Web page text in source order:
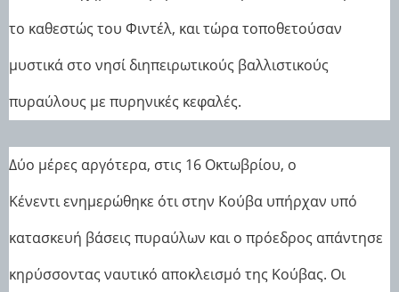
το καθεστώς του Φιντέλ, και τώρα τοποθετούσαν
μυστικά στο νησί διηπειρωτικούς βαλλιστικούς
πυραύλους με πυρηνικές κεφαλές.
Δύο μέρες αργότερα, στις 16 Οκτωβρίου, ο
Κένεντι ενημερώθηκε ότι στην Κούβα υπήρχαν υπό
κατασκευή βάσεις πυραύλων και ο πρόεδρος απάντησε
κηρύσσοντας ναυτικό αποκλεισμό της Κούβας. Οι